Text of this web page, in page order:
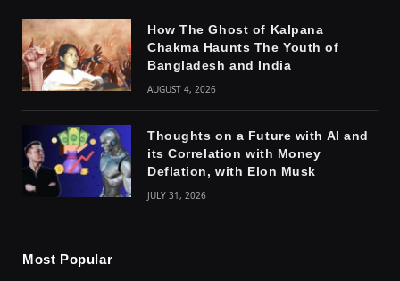
How The Ghost of Kalpana
Chakma Haunts The Youth of
Bangladesh and India
AUGUST 4, 2026
Thoughts on a Future with AI and
its Correlation with Money
Deflation, with Elon Musk
JULY 31, 2026
Most Popular